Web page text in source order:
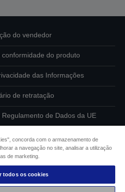
do vendedor
do produto
das Informações
de retratação
de Dados da UE
sobre cookies
para com a acessibilidade
concorda com o armazenamento de
a navegação no site, analisar a utilização
de marketing.
todos os cookies